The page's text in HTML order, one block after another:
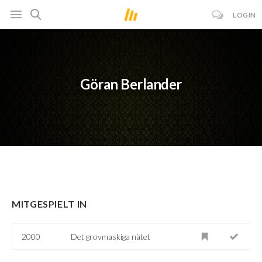
LOGIN
Göran Berlander
MITGESPIELT IN
2000 Det grovmaskiga nätet